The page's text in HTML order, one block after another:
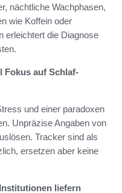
nächtliche Wachphasen,
wie Koffein oder
erleichtert die Diagnose
Fokus auf Schlaf-
und einer paradoxen
Unpräzise Angaben von
Tracker sind als
ersetzen aber keine
liefern